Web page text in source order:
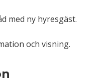
med ny hyresgäst.
och visning.